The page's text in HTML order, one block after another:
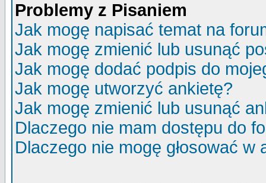
Problemy z Pisaniem
Jak mogę napisać temat na
Jak mogę zmienić lub usunąć
Jak mogę dodać podpis do
Jak mogę utworzyć ankietę?
Jak mogę zmienić lub usunąć
Dlaczego nie mam dostępu do
Dlaczego nie mogę głosować w